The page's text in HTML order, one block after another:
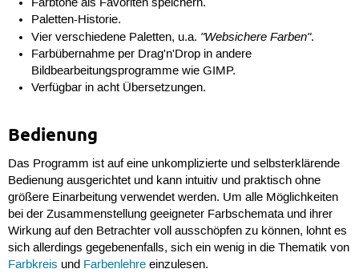
Farbtöne als Favoriten speichern.
Paletten-Historie.
Vier verschiedene Paletten, u.a. "Websichere Farben".
Farbübernahme per Drag'n'Drop in andere
Bildbearbeitungsprogramme wie GIMP.
Verfügbar in acht Übersetzungen.
Bedienung
Das Programm ist auf eine unkomplizierte und selbsterklärende
Bedienung ausgerichtet und kann intuitiv und praktisch ohne
größere Einarbeitung verwendet werden. Um alle Möglichkeiten
bei der Zusammenstellung geeigneter Farbschemata und ihrer
Wirkung auf den Betrachter voll ausschöpfen zu können, lohnt es
sich allerdings gegebenenfalls, sich ein wenig in die Thematik von
Farbkreis und Farbenlehreeinzulesen.